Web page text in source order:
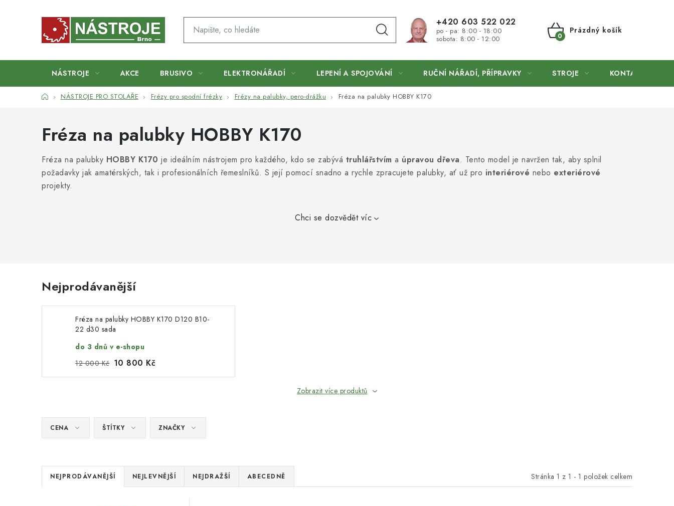
+420 603 522 022
po - pa: 8:00 - 18:00
sobota: 8:00 - 12:00
NÁKUPNÍ
Prázdný košík
NÁSTROJE AKCE BRUSIVO ELEKTRONÁŘADÍ LEPENÍ A SPOJOVÁNÍ RUČNÍ NÁŘADÍ, PŘÍPRAVKY STROJE KONTAKTY
DomůNÁSTROJE PRO STOLAŘE Frézy pro spodní frézky Frézy na palubky, pero-drážku Fréza na palubky HOBBY K170
Fréza na palubky HOBBY K170
Fréza na palubky HOBBY K170 je ideálním nástrojem pro každého, kdo se zabývá truhlářstvím a úpravou dřeva. Tento model je navržen tak, aby splnil
požadavky jak amatérských, tak i profesionálních řemeslníků. S její pomocí snadno a rychle zpracujete palubky, ať už pro interiérové nebo exteriérové
projekty.
Chci se dozvědět víc
Nejprodávanější
Fréza na palubky HOBBY K170 D120 B10-
22 d30 sada
do 3 dnů v e-shopu
12 000 Kč 10 800 Kč
Zobrazit více produktů
CENA ŠTÍTKY ZNAČKY
Stránka 1 z 1 - 1 položek celkem
Ř
a
NEJPRODÁVANĚJŠÍ NEJLEVNĚJŠÍ NEJDRAŽŠÍ ABECEDNĚ